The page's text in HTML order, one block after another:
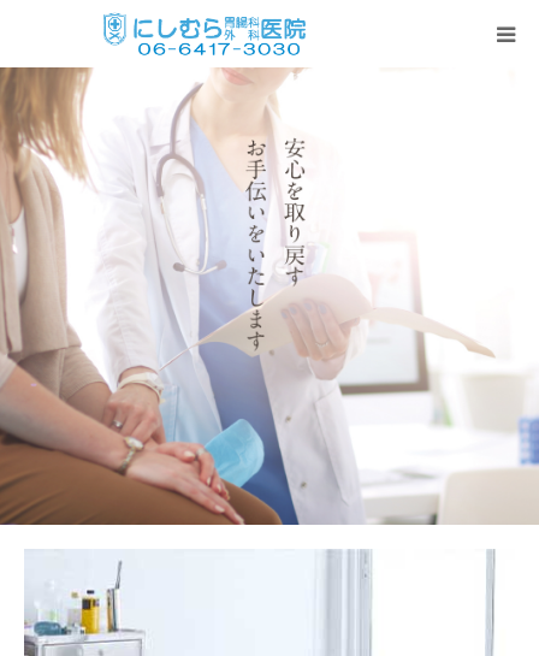
TOP
当院の特徴
診療内容・時間
胃・内視鏡検査
各種ワクチン
採用情報